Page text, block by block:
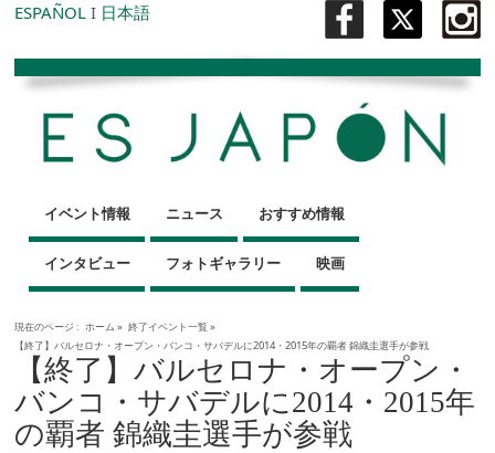
ESPAÑOL I 日本語
イベント情報 ニュース おすすめ情報
インタビュー フォトギャラリー 映画
現在のページ : ホーム » 終了イベント一覧»
【終了】バルセロナ・オープン・バンコ・サバデルに2014・2015年の覇者 錦織圭選手が参戦
【終了】バルセロナ・オープン・
バンコ・サバデルに2014・2015年
の覇者 錦織圭選手が参戦